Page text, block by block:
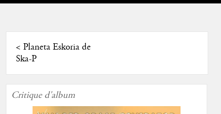
< Planeta Eskoria de
Ska-P
Critique d'album